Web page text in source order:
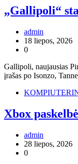
„Gallipoli“
admin
18 liepos, 2026
0
Gallipoli, naujausias
įrašas po Isonzo,
Xbox
admin
28 liepos, 2026
0